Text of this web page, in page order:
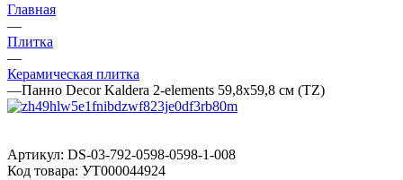
Главная
—
Плитка
—
Керамическая плитка
—Панно Decor Kaldera 2-elements 59,8x59,8 см (TZ)
Артикул: DS-03-792-0598-0598-1-008
Код товара: УТ000044924